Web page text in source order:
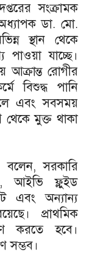
সংক্রামক
অধ্যাপক ডা. মো.
স্থান থেকে
যাচ্ছে।
আক্রান্ত রোগীর
বিশুদ্ধ পানি
এবং সবসময়
মুক্ত থাকা
বলেন, সরকারি
আইভি ফ্লুইড
এবং অন্যান্য
প্রাথমিক
করতে হবে।
সম্ভব।